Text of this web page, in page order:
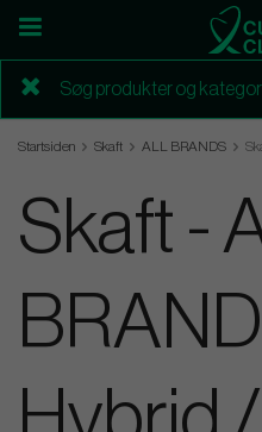
Startsiden Skaft ALL BRANDS
Skaft -